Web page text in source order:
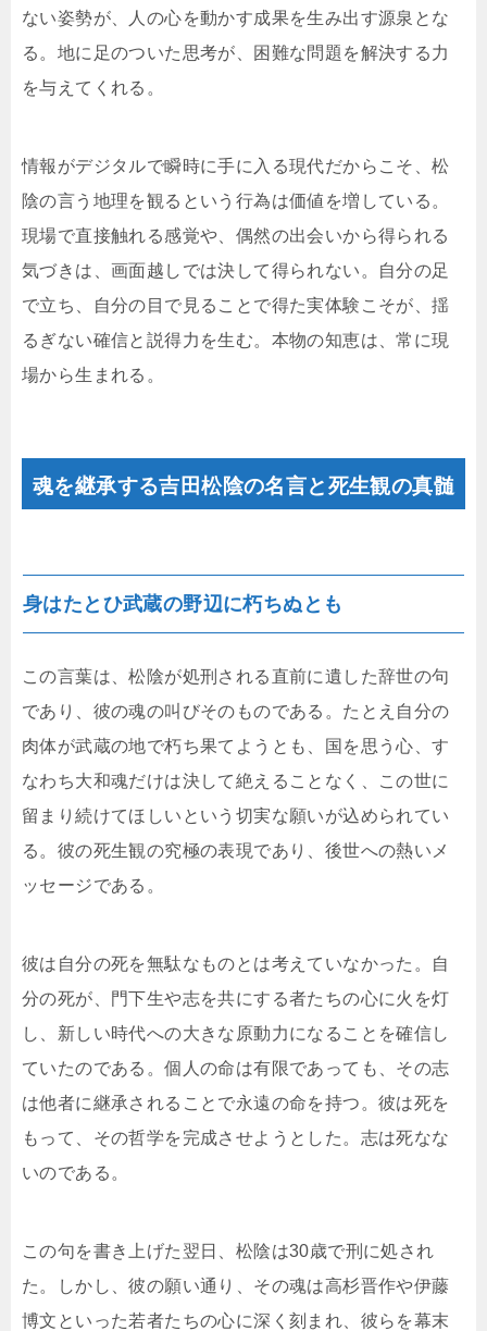
ない姿勢が、人の心を動かす成果を生み出す源泉とな
る。地に足のついた思考が、困難な問題を解決する力
を与えてくれる。
情報がデジタルで瞬時に手に入る現代だからこそ、松
陰の言う地理を観るという行為は価値を増している。
現場で直接触れる感覚や、偶然の出会いから得られる
気づきは、画面越しでは決して得られない。自分の足
で立ち、自分の目で見ることで得た実体験こそが、揺
るぎない確信と説得力を生む。本物の知恵は、常に現
場から生まれる。
魂を継承する吉田松陰の名言と死生観の真髄
身はたとひ武蔵の野辺に朽ちぬとも
この言葉は、松陰が処刑される直前に遺した辞世の句
であり、彼の魂の叫びそのものである。たとえ自分の
肉体が武蔵の地で朽ち果てようとも、国を思う心、す
なわち大和魂だけは決して絶えることなく、この世に
留まり続けてほしいという切実な願いが込められてい
る。彼の死生観の究極の表現であり、後世への熱いメ
ッセージである。
彼は自分の死を無駄なものとは考えていなかった。自
分の死が、門下生や志を共にする者たちの心に火を灯
し、新しい時代への大きな原動力になることを確信し
ていたのである。個人の命は有限であっても、その志
は他者に継承されることで永遠の命を持つ。彼は死を
もって、その哲学を完成させようとした。志は死なな
いのである。
この句を書き上げた翌日、松陰は30歳で刑に処され
た。しかし、彼の願い通り、その魂は高杉晋作や伊藤
博文といった若者たちの心に深く刻まれ、彼らを幕末